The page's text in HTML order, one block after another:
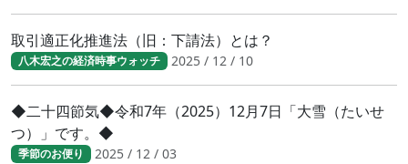
取引適正化推進法（旧：下請法）とは？
八木宏之の経済時事ウォッチ 2025 / 12 / 10
◆二十四節気◆令和7年（2025）12月7日「大雪（たいせ
つ）」です。◆
季節のお便り 2025 / 12 / 03